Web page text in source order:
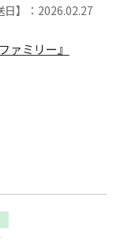
日】：2026.02.27
ァミリー』